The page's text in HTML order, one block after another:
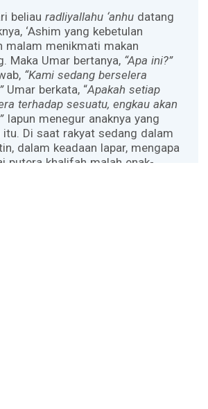
beliau radliyallahu ‘anhudatang
‘Ashim yang kebetulan
malam menikmati makan
Maka Umar bertanya, “Apa ini?”
“Kami sedang berselera
Umar berkata, “Apakah setiap
terhadap sesuatu, engkau akan
Iapun menegur anaknya yang
Di saat rakyat sedang dalam
dalam keadaan lapar, mengapa
putera khalifah malah enak-